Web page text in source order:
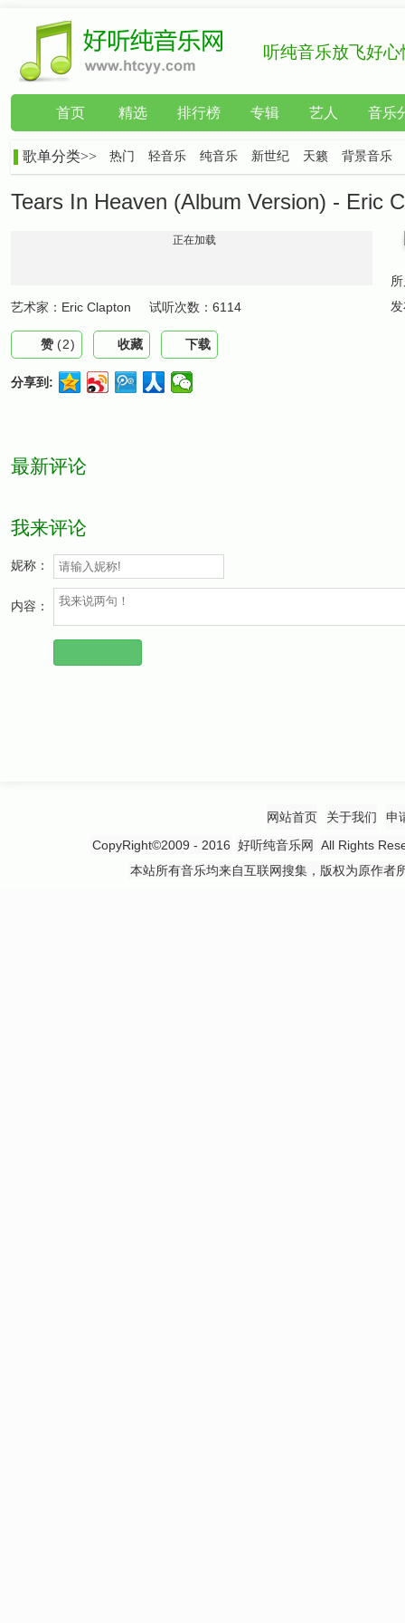
听纯音乐放飞好心
首页 精选 排行榜 专辑 艺人 音乐
歌单分类>> 热门 轻音乐 纯音乐 新世纪 天籁 背景音乐
Tears In Heaven (Album Version) - Eric
正在加载
艺术家： Eric Clapton 试听次数： 6114
赞 (2) 收藏 下载
分享到:
最新评论
我来评论
妮称：
内容：
网站首页 关于我们
申
CopyRight©2009 - 2016 好听纯音乐网
All Rights
本站所有音乐均来自互联网搜集，版权为原作者